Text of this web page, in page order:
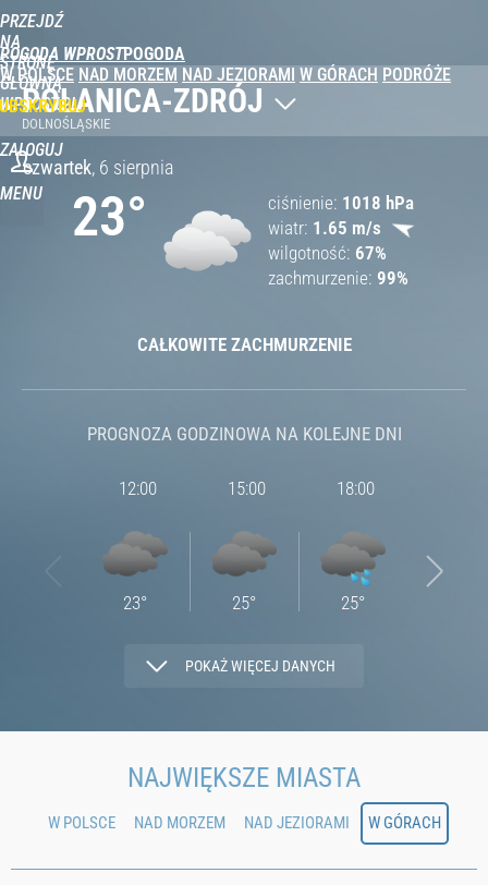
PRZEJDŹ
NA
STRONĘ
GŁÓWNĄ
WPROST.PL
POGODA WPROST
W POLSCE NAD MORZEM NAD JEZIORAMI W GÓRACH PODRÓŻE
ZALOGUJ
MENU
POLANICA-ZDRÓJ
DOLNOŚLĄSKIE
czwartek, 6 sierpnia
CAŁKOWITE ZACHMURZENIE
23° ciśnienie 1018 hPa
wiatr 1.65 m/s
wilgotność 67%
zachmurzenie 99%
12:00
23°
1.65
15:00
25°
2.34
18:00
25°
0.65
80
POKAŻ WIĘCEJ DANYCH
NAJWIĘKSZE MIASTA
W POLSCE NAD MORZEM NAD JEZIORAMI W GÓRACH